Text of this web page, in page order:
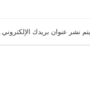
نشر عنوان بريدك الإلكتروني.